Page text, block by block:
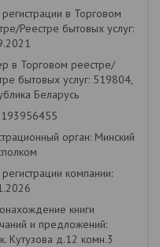
в Торговом
Реестре бытовых услуг:
в Торговом реестре/
бытовых услуг: 519804,
Беларусь
орган: Минский
компании:
книги
и предложений:
Кутузова д.12 комн.3